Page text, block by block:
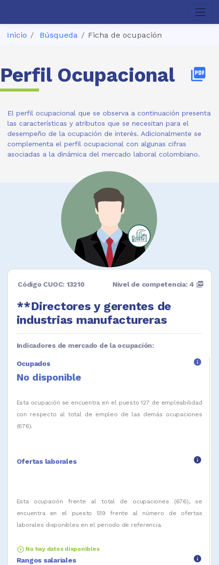
Inicio Búsqueda Ficha de ocupación
Perfil Ocupacional picture_as_pdf
El perfil ocupacional que se observa a continuación presenta
las características y atributos que se necesitan para el
desempeño de la ocupación de interés. Adicionalmente se
complementa el perfil ocupacional con algunas cifras
asociadas a la dinámica del mercado laboral colombiano.
Código CUOC: 13210
**Directores y gerentes de
industrias manufactureras
Nivel de competencia: 4 picture_as_pdf
Indicadores de mercado de la ocupación:
Ocupados info
No disponible
Esta ocupación se encuentra en el puesto 127 de empleabilidad
con respecto al total de empleo de las demás ocupaciones
(676).
Ofertas laborales info
Esta ocupación frente al total de ocupaciones (676), se
encuentra en el puesto 519 frente al número de ofertas
laborales disponibles en el periodo de referencia.
arrow_circle_up No hay datos disponibles
Rangos salariales info